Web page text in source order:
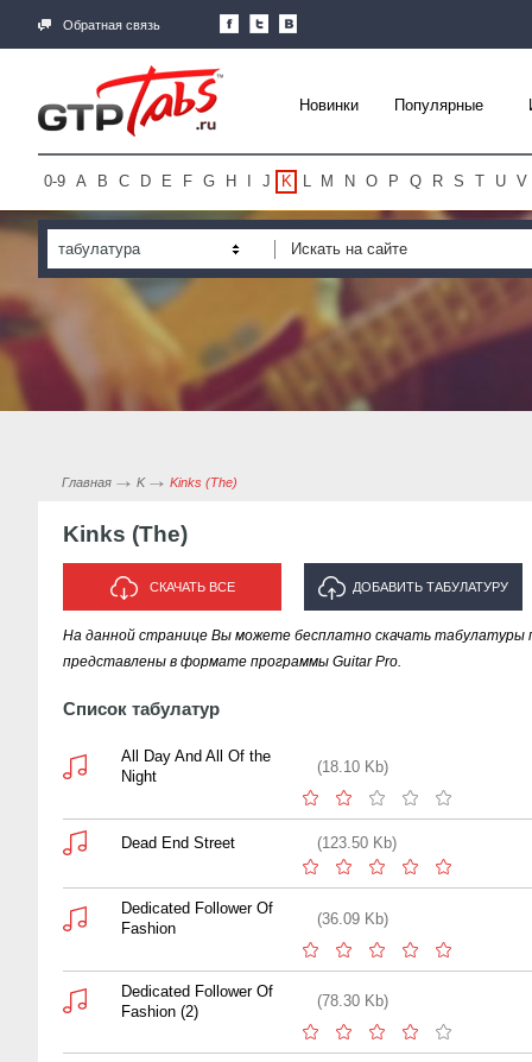
Обратная связь
Новинки Популярные
0-9 A B C D E F G H J K L M N O P Q R S T U V
табулатура
Главная K Kinks (The)
Kinks (The)
СКАЧАТЬ ВСЕ ДОБАВИТЬ ТАБУЛАТУРУ
ИСПОЛНИТЕЛЯ "KINKS (THE)"
На данной странице Вы можете бесплатно скачать табулатуры
представлены в формате программы Guitar Pro.
Список табулатур
All Day And All Of the
Night
(18.10 Kb)
Dead End Street (123.50 Kb)
Dedicated Follower Of
Fashion
(36.09 Kb)
Dedicated Follower Of
Fashion (2)
(78.30 Kb)